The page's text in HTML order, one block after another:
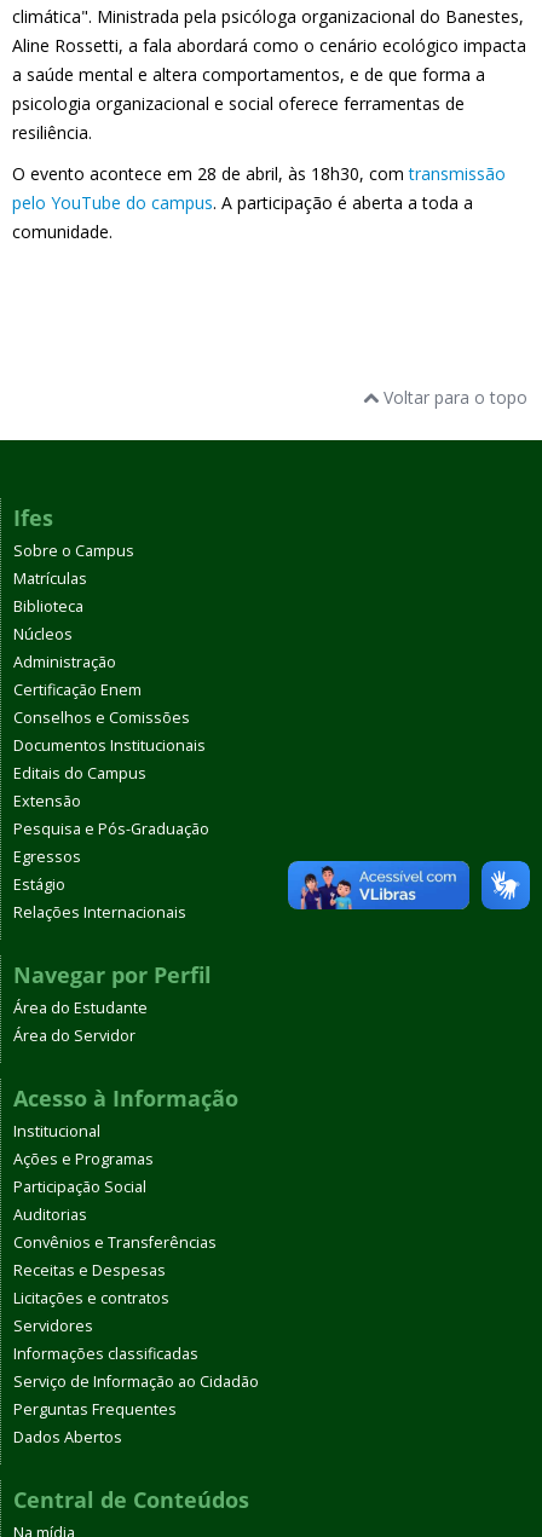
climática". Ministrada pela psicóloga organizacional do Banestes,
Aline Rossetti, a fala abordará como o cenário ecológico impacta
a saúde mental e altera comportamentos, e de que forma a
psicologia organizacional e social oferece ferramentas de
resiliência.
O evento acontece em 28 de abril, às 18h30, comtransmissão
pelo YouTube do campus. A participação é aberta a toda a
comunidade.
Voltar para o topo
Ifes
Sobre o Campus
Matrículas
Biblioteca
Núcleos
Administração
Certificação Enem
Conselhos e Comissões
Documentos Institucionais
Editais do Campus
Extensão
Pesquisa e Pós-Graduação
Egressos
Estágio
Relações Internacionais
Navegar por Perfil
Área do Estudante
Área do Servidor
Acesso à Informação
Institucional
Ações e Programas
Participação Social
Auditorias
Convênios e Transferências
Receitas e Despesas
Licitações e contratos
Servidores
Informações classificadas
Serviço de Informação ao Cidadão
Perguntas Frequentes
Dados Abertos
Central de Conteúdos
Na mídia